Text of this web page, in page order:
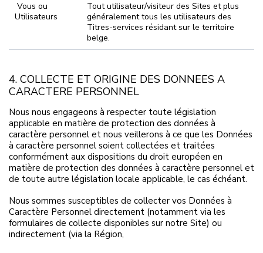
Vous ou
Utilisateurs
Tout utilisateur/visiteur des Sites et plus
généralement tous les utilisateurs des
Titres-services résidant sur le territoire
belge.
4. COLLECTE ET ORIGINE DES DONNEES A
CARACTERE PERSONNEL
Nous nous engageons à respecter toute législation
applicable en matière de protection des données à
caractère personnel et nous veillerons à ce que les Données
à caractère personnel soient collectées et traitées
conformément aux dispositions du droit européen en
matière de protection des données à caractère personnel et
de toute autre législation locale applicable, le cas échéant.
Nous sommes susceptibles de collecter vos Données à
Caractère Personnel directement (notamment via les
formulaires de collecte disponibles sur notre Site) ou
indirectement (via la Région,